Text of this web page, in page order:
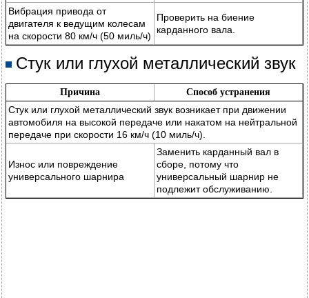
Вибрация привода от
двигателя к ведущим колесам
на скорости 80 км/ч (50 миль/ч)
Проверить на биение
карданного вала.
Стук или глухой металлический звук
Причина Способ устранения
Стук или глухой металлический звук возникает при движении
автомобиля на высокой передаче или накатом на нейтральной
передаче при скорости 16 км/ч (10 миль/ч).
Износ или повреждение
универсального шарнира
Заменить карданный вал в
сборе, потому что
универсальный шарнир не
подлежит обслуживанию.